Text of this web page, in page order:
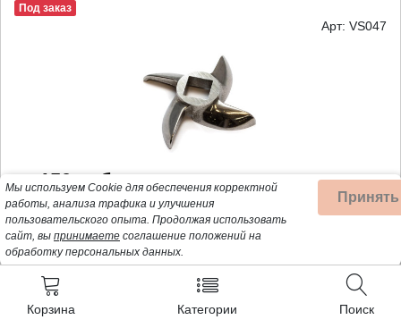
Корзина Категории Поиск
Под заказ
Арт: VS047
150 руб
Нож для мясорубки Vitek, Scarlett, Kitfort 12x12мм
60мм VS047
Мы используем Cookie для обеспечения корректной
работы, анализа трафика и улучшения
пользовательского опыта. Продолжая использовать
сайт, вы принимаете соглашение положений на
обработку персональных данных.
Принять